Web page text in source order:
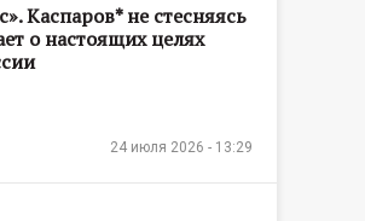
Каспаров* не стесняясь
о настоящих целях
24 июля 2026 - 13:29